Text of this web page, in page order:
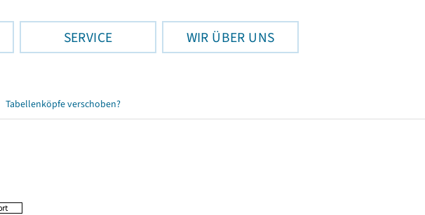
SERVICE WIR ÜBER UNS
Tabellenköpfe verschoben?